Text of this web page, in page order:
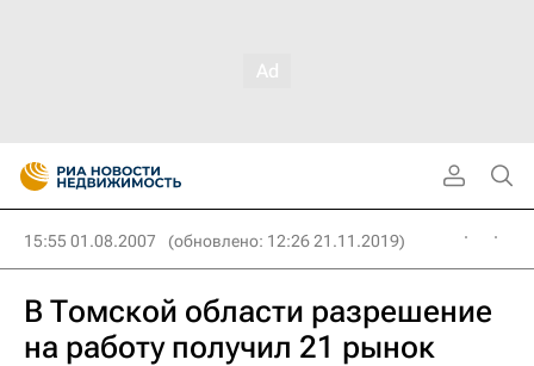
15:55 01.08.2007 (обновлено: 12:26 21.11.2019)
В Томской области разрешение
на работу получил 21 рынок